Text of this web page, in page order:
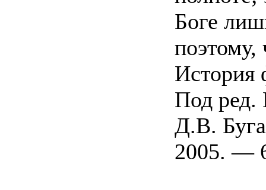
Боге
поэтому,
История
Под ред.
Д.В.
2005. —